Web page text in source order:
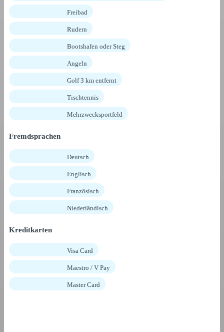
Freibad
Rudern
Bootshafen oder Steg
Angeln
Golf 3 km entfernt
Tischtennis
Mehrzwecksportfeld
Fremdsprachen
Deutsch
Englisch
Französisch
Niederländisch
Kreditkarten
Visa Card
Maestro / V Pay
Master Card